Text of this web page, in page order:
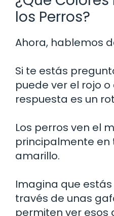
los Perros?
Ahora, hablemos
Si te estás
puede ver el rojo o
respuesta es un
Los perros ven el
principalmente en
amarillo.
Imagina que
través de unas
permiten ver esos